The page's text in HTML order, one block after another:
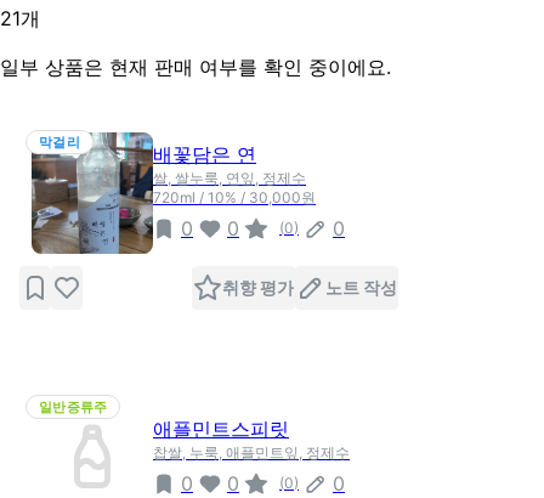
21개
일부 상품은 현재 판매 여부를 확인 중이에요.
막걸리
배꽃담은 연
쌀, 쌀누룩, 연잎, 정제수
720ml / 10% / 30,000원
0 0 (0) 0
취향 평가 노트 작성
일반증류주
애플민트스피릿
찹쌀, 누룩, 애플민트잎, 정제수
0 0 (0) 0